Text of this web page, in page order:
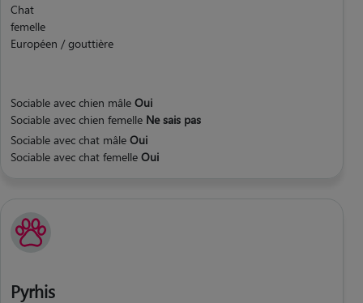
Chat
femelle
Européen / gouttière
Sociable avec chien mâle Oui
Sociable avec chien femelle Ne sais pas
Sociable avec chat mâle Oui
Sociable avec chat femelle Oui
Pyrhis